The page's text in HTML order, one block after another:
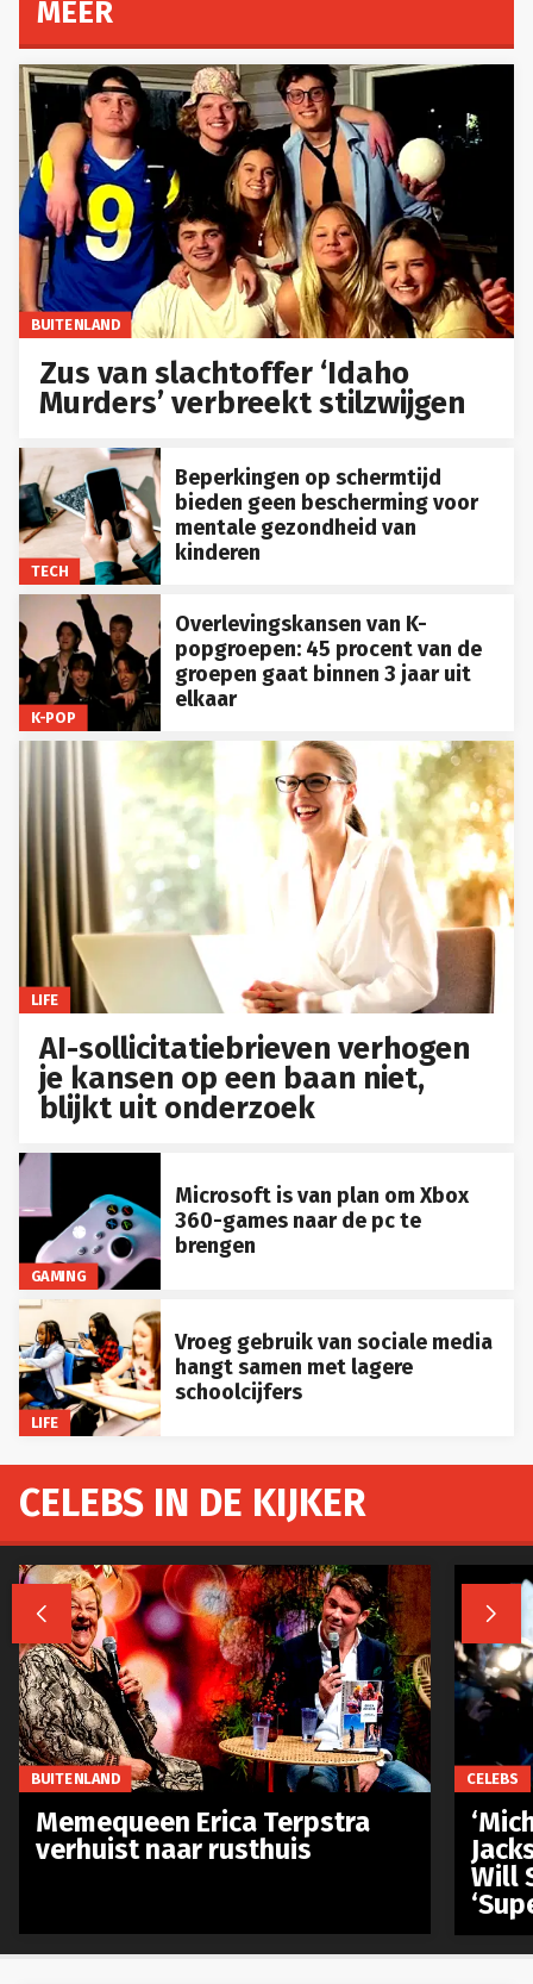
MEER
BUITENLAND
Zus van slachtoffer ‘Idaho
Murders’ verbreekt stilzwijgen
TECH
Beperkingen op schermtijd
bieden geen bescherming voor
mentale gezondheid van
kinderen
K-POP
Overlevingskansen van K-
popgroepen: 45 procent van de
groepen gaat binnen 3 jaar uit
elkaar
LIFE
AI-sollicitatiebrieven verhogen
je kansen op een baan niet,
blijkt uit onderzoek
GAMING
Microsoft is van plan om Xbox
360-games naar de pc te
brengen
LIFE
Vroeg gebruik van sociale media
hangt samen met lagere
schoolcijfers
CELEBS IN DE KIJKER
 
BUITENLAND
Memequeen Erica Terpstra
verhuist naar rusthuis
CELEBS
Will